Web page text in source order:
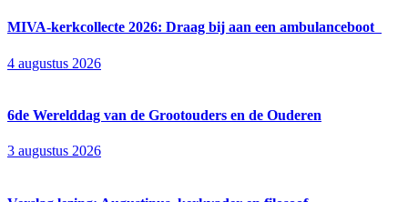
MIVA-kerkcollecte 2026: Draag bij aan een ambulanceboot
4 augustus 2026
6de Wereld­dag van de Groot­ouders en de Ouderen
3 augustus 2026